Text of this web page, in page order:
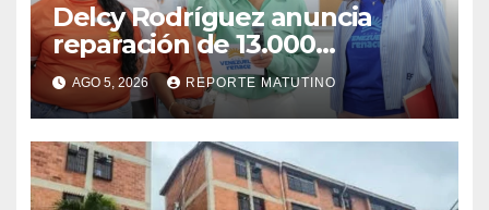
Delcy Rodríguez anuncia
reparación de 13.000
viviendas afectadas por los
terremotos
AGO 5, 2026 REPORTE MATUTINO